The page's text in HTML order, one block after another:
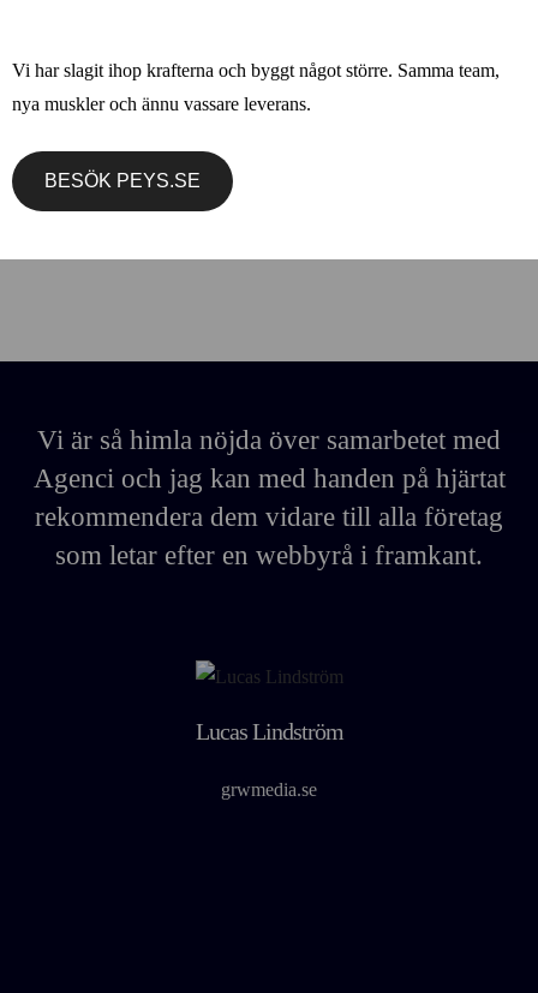
Vi är så himla nöjda över samarbetet med
Agenci och jag kan med handen på hjärtat
rekommendera dem vidare till alla företag
som letar efter en webbyrå i framkant.
Lucas Lindström
grwmedia.se
Vi har slagit ihop krafterna och byggt något större. Samma team,
nya muskler och ännu vassare leverans.
BESÖK PEYS.SE